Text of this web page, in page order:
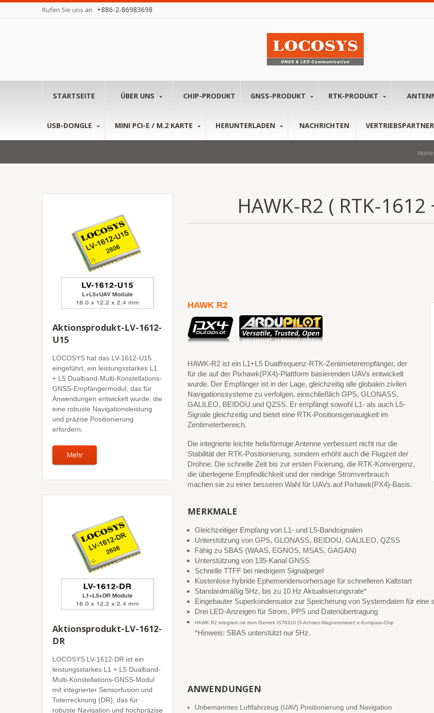
Rufen Sie uns an +886-2-86983698
STARTSEITE ÜBER UNS CHIP-PRODUKT GNSS-PRODUKT RTK-PRODUKT
USB-DONGLE MINI PCI-E / M.2 KARTE HERUNTERLADEN NACHRICHTEN VERTRIEBSPARTNER
Home
Aktionsprodukt-LV-1612-
U15
LOCOSYS hat das LV-1612-U15
eingeführt, ein leistungsstarkes L1
+ L5 Dualband-Multi-Konstellations-
GNSS-Empfängermodul, das für
Anwendungen entwickelt wurde, die
eine robuste Navigationsleistung
und präzise Positionierung
erfordern.
Mehr
Aktionsprodukt-LV-1612-
DR
LOCOSYS LV-1612-DR ist ein
leistungsstarkes L1 + L5 Dualband-
Multi-Konstellations-GNSS-Modul
mit integrierter Sensorfusion und
Toterrecknung (DR), das für
robuste Navigation und hochpräzise
HAWK-R2 ( RTK-1612
HAWK R2
HAWK-R2 ist ein L1+L5 Dualfrequenz-RTK-Zentimeterempfänger, der
für die auf der Pixhawk(PX4)-Plattform basierenden UAVs entwickelt
wurde. Der Empfänger ist in der Lage, gleichzeitig alle globalen zivilen
Navigationssysteme zu verfolgen, einschließlich GPS, GLONASS,
GALILEO, BEIDOU und QZSS. Er empfängt sowohl L1- als auch L5-
Signale gleichzeitig und bietet eine RTK-Positionsgenauigkeit im
Zentimeterbereich.
Die integrierte leichte helixförmige Antenne verbessert nicht nur die
Stabilität der RTK-Positionierung, sondern erhöht auch die Flugzeit der
Drohne. Die schnelle Zeit bis zur ersten Fixierung, die RTK-Konvergenz,
die überlegene Empfindlichkeit und der niedrige Stromverbrauch
machen sie zu einer besseren Wahl für UAVs auf Pixhawk(PX4)-Basis.
MERKMALE
Gleichzeitiger Empfang von L1- und L5-Bandsignalen
Unterstützung von GPS, GLONASS, BEIDOU, GALILEO, QZSS
Fähig zu SBAS (WAAS, EGNOS, MSAS, GAGAN)
Unterstützung von 135-Kanal GNSS
Schnelle TTFF bei niedrigem Signalpegel
Kostenlose hybride Ephemeridenvorhersage für schnelleren Kaltstart
Standardmäßig 5Hz, bis zu 10 Hz Aktualisierungsrate*
Eingebauter Superkondensator zur Speicherung von Systemdaten für eine
Drei LED-Anzeigen für Strom, PPS und Datenübertragung
HAWK R2 integriert mit dem iSentek IST8310 (3-Achsen-Magnetometer) e-Kompass-Chip
*Hinweis: SBAS unterstützt nur 5Hz.
ANWENDUNGEN
Unbemanntes Luftfahrzeug (UAV) Positionierung und Navigation